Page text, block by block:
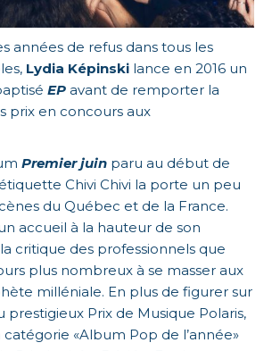
années de refus dans tous les
Lydia Képinski lance en 2016 un
EP avant de remporter la
prix en concours aux
Premier juin paru au début de
Chivi Chivi la porte un peu
du Québec et de la France.
accueil à la hauteur de son
critique des professionnels que
plus nombreux à se masser aux
milléniale. En plus de figurer sur
prestigieux Prix de Musique Polaris,
«Album Pop de l’année»